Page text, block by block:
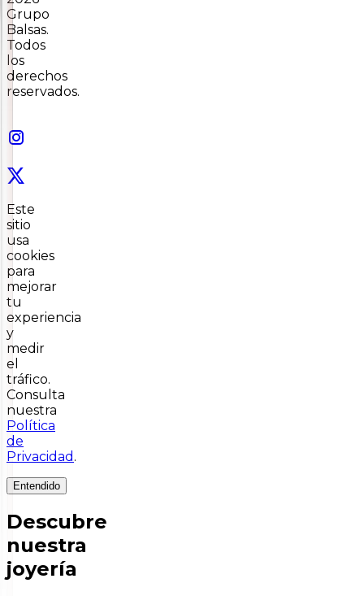
Grupo
Balsas.
Todos
los
derechos
reservados.
Este
sitio
usa
cookies
para
mejorar
tu
experiencia
y
medir
el
tráfico.
Consulta
nuestra
Política
de
Privacidad .
Entendido
Descubre
nuestra
joyería